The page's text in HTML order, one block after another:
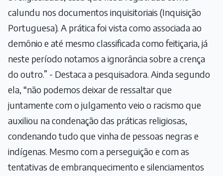
calundu nos documentos inquisitoriais (Inquisição
Portuguesa). A prática foi vista como associada ao
demônio e até mesmo classificada como feitiçaria, já
neste período notamos a ignorância sobre a crença
do outro.” - Destaca a pesquisadora. Ainda segundo
ela, “não podemos deixar de ressaltar que
juntamente com o julgamento veio o racismo que
auxiliou na condenação das práticas religiosas,
condenando tudo que vinha de pessoas negras e
indígenas. Mesmo com a perseguição e com as
tentativas de embranquecimento e silenciamentos